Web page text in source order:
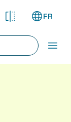
FR